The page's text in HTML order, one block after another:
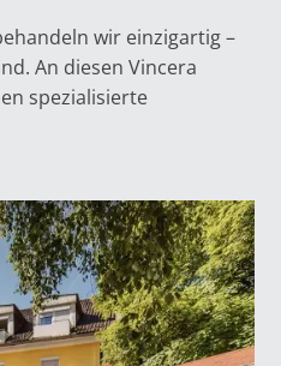
wir einzigartig –
An diesen Vincera
spezialisierte